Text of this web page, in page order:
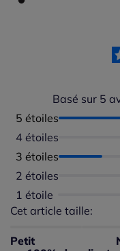
Basé sur 5
5 étoiles
4 étoiles
3 étoiles
2 étoiles
1 étoile
Cet article taille:
Petit
Répartition du
Taille